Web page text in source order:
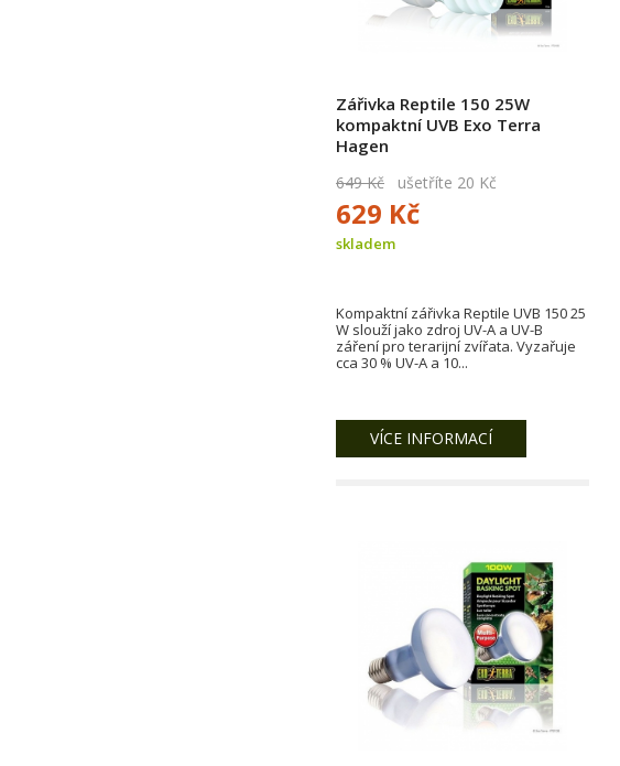
Zářivka Reptile 150 25W
kompaktní UVB Exo Terra
Hagen
649 Kč ušetříte 20 Kč
629 Kč
skladem
Kompaktní zářivka Reptile UVB 150 25
W slouží jako zdroj UV-A a UV-B
záření pro terarijní zvířata. Vyzařuje
cca 30 % UV-A a 10...
VÍCE INFORMACÍ